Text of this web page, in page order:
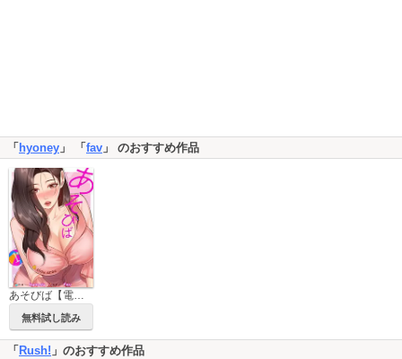
「 hyoney 」 「 fav 」 のおすすめ作品
あそびば【電子単行本版】
無料試し読み
「 Rush! 」のおすすめ作品